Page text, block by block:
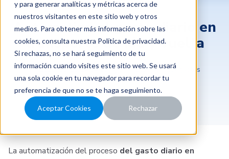
y para generar analíticas y métricas acerca de
nuestros visitantes en este sitio web y otros
medios. Para obtener más información sobre las
cookies, consulta nuestra Política de privacidad.
Si rechazas, no se hará seguimiento de tu
información cuando visites este sitio web. Se usará
una sola cookie en tu navegador para recordar tu
preferencia de que no se te haga seguimiento.
Aceptar Cookies Rechazar
Automatiza el gasto diario en
transporte de ida y vuelta
2022-10-13 14:04:23 5 minutos Rindegastos
La automatización del proceso del gasto diario en